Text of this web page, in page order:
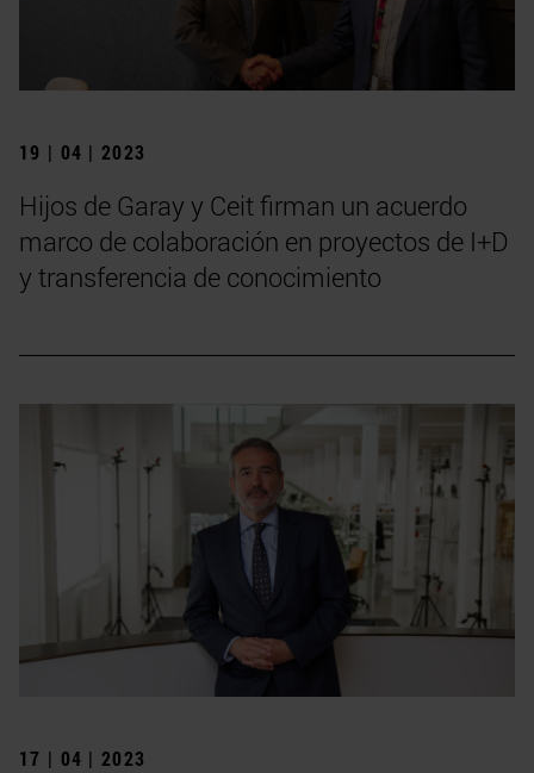
19 | 04 | 2023
Hijos de Garay y Ceit firman un acuerdo
marco de colaboración en proyectos de I+D
y transferencia de conocimiento
17 | 04 | 2023